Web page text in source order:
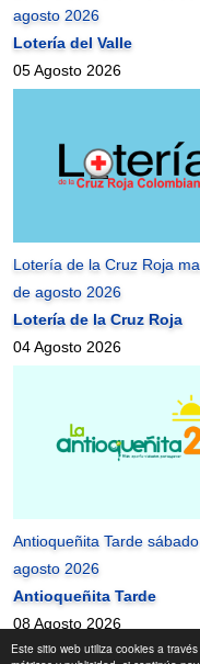
Este sitio web utiliza cookies a
agosto 2026
Lotería del Valle
05 Agosto 2026
Lotería de la Cruz Roja
de agosto 2026
Lotería de la Cruz Roja
04 Agosto 2026
Antioqueñita Tarde
agosto 2026
Antioqueñita Tarde
08 Agosto 2026